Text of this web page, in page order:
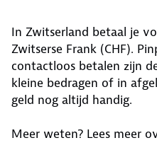
In Zwitserland betaal je
Zwitserse Frank (CHF).
contactloos betalen zijn
kleine bedragen of in
geld nog altijd handig.
Meer weten? Lees meer